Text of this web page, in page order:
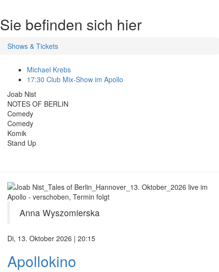
Sie befinden sich hier
Shows & Tickets
Michael Krebs
17:30 Club Mix-Show im Apollo
Joab Nist
NOTES OF BERLIN
Comedy
Comedy
Komik
Stand Up
Anna Wyszomierska
Di, 13. Oktober 2026 | 20:15
Apollokino